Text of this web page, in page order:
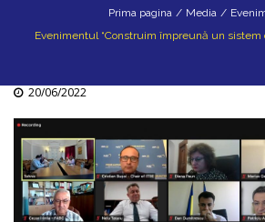
Prima pagina / Media /
Evenimentul “Construim împreună un sistem
20/06/2022